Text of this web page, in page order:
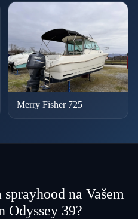
Merry Fisher 725
na Vašem
Odyssey 39?